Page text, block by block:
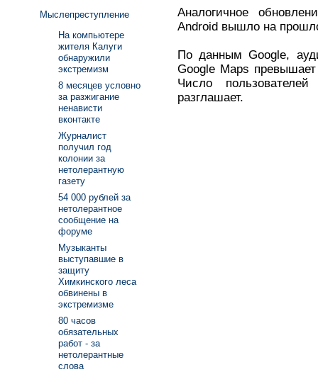
Аналогичное
Android вышло на
По данным Google,
Google Maps
Число
разглашает.
Мыслепреступление
На компьютере
жителя Калуги
обнаружили
экстремизм
8 месяцев условно
за разжигание
ненависти
вконтакте
Журналист
получил год
колонии за
нетолерантную
газету
54 000 рублей за
нетолерантное
сообщение на
форуме
Музыканты
выступавшие в
защиту
Химкинского леса
обвинены в
экстремизме
80 часов
обязательных
работ - за
нетолерантные
слова